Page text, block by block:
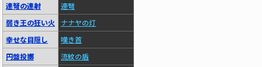
連弩の連射
連弩
弱き王の狂い火
ナナヤの灯
幸せな目隠し
嘆き首
円盤投擲
流紋の盾